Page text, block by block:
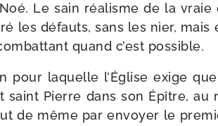
Le sain réa­lisme de la
les défauts, sans les nier,
quand c’est possible.
pour laquelle l’Église exige
saint Pierre dans son Épître, au
de même par envoyer le